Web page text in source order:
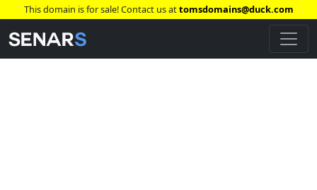
This domain is for sale! Contact us attomsdomains@duck.com